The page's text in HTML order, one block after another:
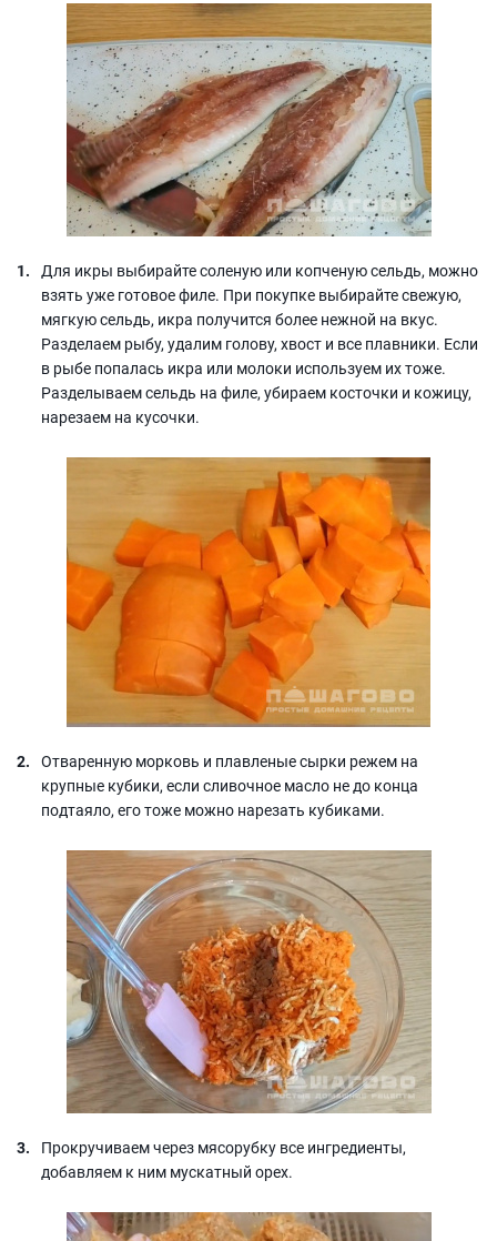
Для икры выбирайте соленую или копченую сельдь, можно
взять уже готовое филе. При покупке выбирайте свежую,
мягкую сельдь, икра получится более нежной на вкус.
Разделаем рыбу, удалим голову, хвост и все плавники. Если
в рыбе попалась икра или молоки используем их тоже.
Разделываем сельдь на филе, убираем косточки и кожицу,
нарезаем на кусочки.
Отваренную морковь и плавленые сырки режем на
крупные кубики, если сливочное масло не до конца
подтаяло, его тоже можно нарезать кубиками.
Прокручиваем через мясорубку все ингредиенты,
добавляем к ним мускатный орех.